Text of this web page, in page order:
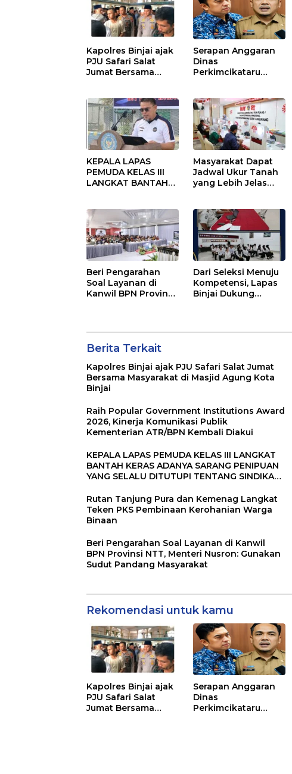
Kapolres Binjai ajak
PJU Safari Salat
Jumat Bersama
Serapan Anggaran
Dinas
Perkimcikataru
Sarankan Dievaluasi
KEPALA LAPAS
PEMUDA KELAS III
LANGKAT BANTAH
YANG SELALU
DITUTUPI TENTANG
SINDIKAT PENIPU
PENJUALAN EMAS
Masyarakat Dapat
Jadwal Ukur Tanah
yang Lebih Jelas
Terjadwal
Beri Pengarahan
Soal Layanan di
Kanwil BPN Provinsi
Masyarakat
Dari Seleksi Menuju
Kompetensi, Lapas
Binjai Dukung
Berita Terkait
Kapolres Binjai ajak PJU Safari Salat Jumat
Bersama Masyarakat di Masjid Agung Kota
Binjai
Raih Popular Government Institutions Award
2026, Kinerja Komunikasi Publik
Kementerian ATR/BPN Kembali Diakui
KEPALA LAPAS PEMUDA KELAS III LANGKAT
BANTAH KERAS ADANYA SARANG PENIPUAN
YANG SELALU DITUTUPI TENTANG SINDIKAT
Rutan Tanjung Pura dan Kemenag Langkat
Teken PKS Pembinaan Kerohanian Warga
Binaan
Beri Pengarahan Soal Layanan di Kanwil
BPN Provinsi NTT, Menteri Nusron: Gunakan
Sudut Pandang Masyarakat
Rekomendasi untuk kamu
Kapolres Binjai ajak
PJU Safari Salat
Jumat Bersama
Serapan Anggaran
Dinas
Perkimcikataru